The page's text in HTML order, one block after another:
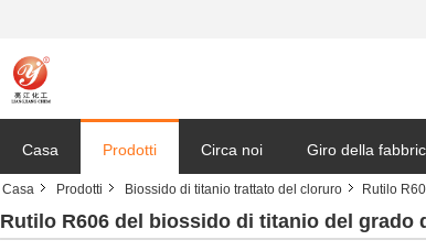
Casa Prodotti Circa noi Giro della
Casa Prodotti Biossido di titanio trattato del cloruro Rutilo
Rutilo R606 del biossido di titanio del